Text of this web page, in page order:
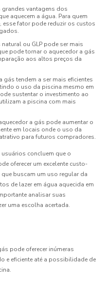
grandes vantagens dos
aquecem a água. Para quem
esse fator pode reduzir os custos
ou GLP pode ser mais
pode tornar o aquecedor a gás
aos altos preços da
gás tendem a ser mais eficientes
o uso da piscina mesmo em
sustentar o investimento ao
a piscina com mais
a gás pode aumentar o
em locais onde o uso da
para futuros compradores.
concluem que o
oferecer um excelente custo-
buscam um uso regular da
de lazer em água aquecida em
analisar suas
uma escolha acertada.
pode oferecer inúmeras
e eficiente até a possibilidade de